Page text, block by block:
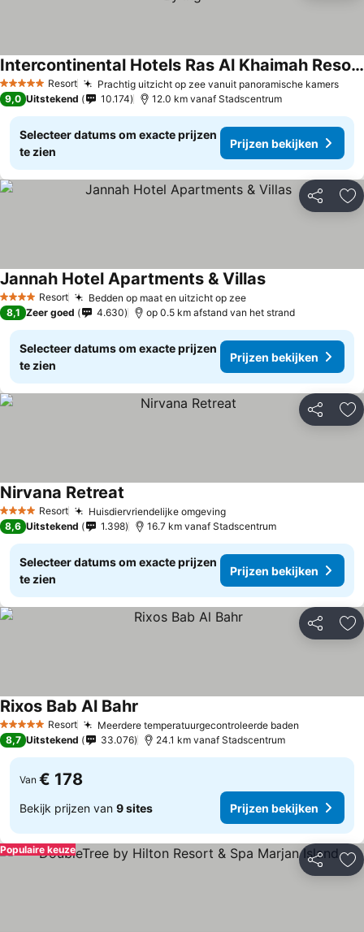
5 Sterren Resort Prachtig uitzicht op zee vanuit panoramische kamers
Intercontinental Hotels Ras Al Khaimah Resort And Spa By Ihg
Prijzen bekijken
9,0 Uitstekend 10.174 12.0 km vanaf Stadscentrum
Selecteer datums om exacte prijzen
te zien
Prijzen bekijken
Delen
4 SterrenResort Bedden op maat en uitzicht op zeePrijzen bekijken
Jannah Hotel Apartments & VillasPrijzen bekijken
8,1 Zeer goed 4.630 op 0.5 km afstand van het strand
Selecteer datums om exacte prijzen
te zien
Prijzen bekijken
Delen
4 SterrenResort Huisdiervriendelijke omgevingPrijzen bekijken
Nirvana Retreat
8,6 Uitstekend 1.398 16.7 km vanaf Stadscentrum
Selecteer datums om exacte prijzen
te zien
Prijzen bekijken
Delen
5 Sterren Resort Meerdere temperatuurgecontroleerde baden
Rixos Bab Al Bahr
8,7 Uitstekend 33.076 24.1 km vanaf Stadscentrum
Van € 178
Bekijk prijzen van 9 sites Prijzen bekijken
Delen
Populaire keuze